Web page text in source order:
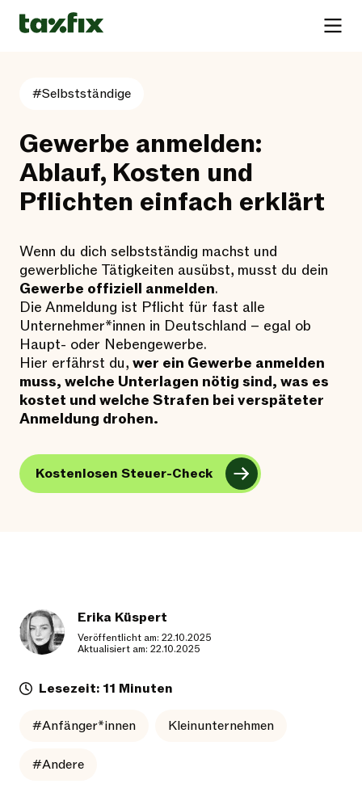
#Selbstständige
Gewerbe anmelden:
Ablauf, Kosten und
Pflichten einfach erklärt
Wenn du dich selbstständig machst und
gewerbliche Tätigkeiten ausübst, musst du dein
Gewerbe offiziell anmelden.
Die Anmeldung ist Pflicht für fast alle
Unternehmer*innen in Deutschland – egal ob
Haupt- oder Nebengewerbe.
Hier erfährst du, wer ein Gewerbe anmelden
muss, welche Unterlagen nötig sind, was es
kostet und welche Strafen bei verspäteter
Anmeldung drohen.
Kostenlosen Steuer-Check
Erika Küspert
Veröffentlicht am: 22.10.2025
Aktualisiert am: 22.10.2025
Lesezeit: 11 Minuten
#Anfänger*innen Kleinunternehmen
#Andere